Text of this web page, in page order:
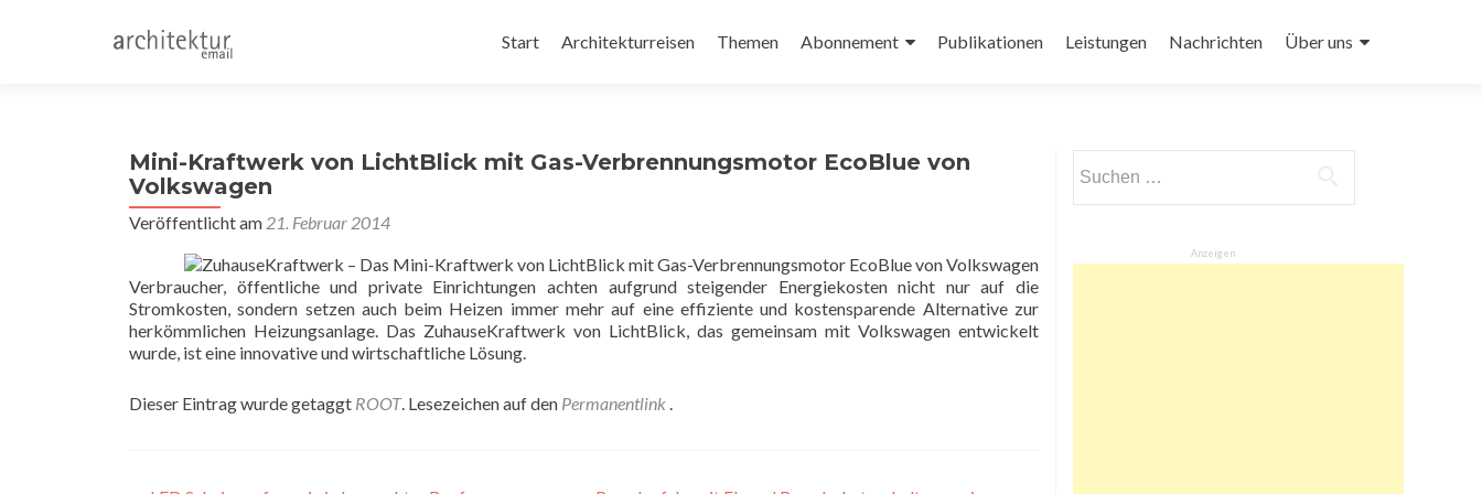
Inhalt
Start Architekturreisen Themen Abonnement Publikationen Leistungen Nachrichten Über uns
Mini-Kraftwerk von LichtBlick mit Gas-Verbrennungsmotor EcoBlue von
Volkswagen
Veröffentlicht am 21. Februar 2014
Verbraucher, öffentliche und private Einrichtungen achten aufgrund steigender Energiekosten nicht nur auf die
Stromkosten, sondern setzen auch beim Heizen immer mehr auf eine effiziente und kostensparende Alternative zur
herkömmlichen Heizungsanlage. Das ZuhauseKraftwerk von LichtBlick, das gemeinsam mit Volkswagen entwickelt
wurde, ist eine innovative und wirtschaftliche Lösung.
Dieser Eintrag wurde getaggt ROOT. Lesezeichen auf den Permanentlink .
nach:
Anzeigen